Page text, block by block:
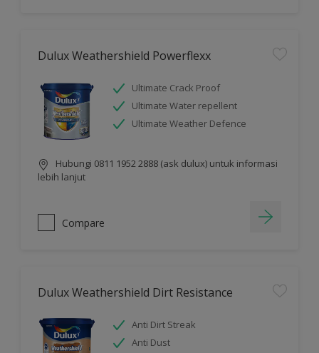
Dulux Weathershield Powerflexx
Ultimate Crack Proof
Ultimate Water repellent
Ultimate Weather Defence
Hubungi 0811 1952 2888 (ask dulux) untuk informasi
lebih lanjut
Compare
Dulux Weathershield Dirt Resistance
Anti Dirt Streak
Anti Dust